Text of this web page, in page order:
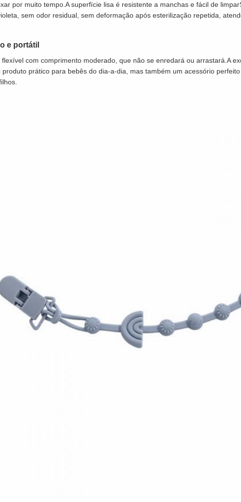
por muito tempo.A superfície lisa é resistente a manchas e fácil de
sem odor residual, sem deformação após esterilização repetida,
e portátil
flexível com comprimento moderado, que não se enredará ou arrastará.A
produto prático para bebês do dia-a-dia, mas também um acessório